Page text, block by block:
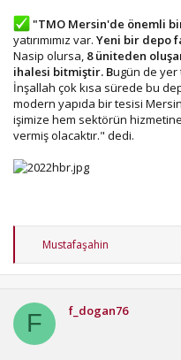
"TMO Mersin'de önemli
yatırımımız var. Yeni bir depo
Nasip olursa, 8 üniteden
ihalesi bitmiştir. Bugün de yer
İnşallah çok kısa sürede bu
modern yapıda bir tesisi
işimize hem sektörün
vermiş olacaktır." dedi.
T
p
r
Mustafaşahin
F f_dogan76